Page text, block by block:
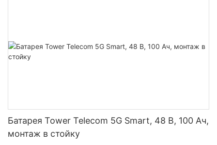
Батарея Tower Telecom 5G Smart, 48 В, 100 Ач,
монтаж в стойку